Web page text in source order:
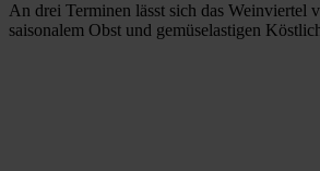
An drei Terminen lässt sich das Weinviertel
saisonalem Obst und gemüselastigen